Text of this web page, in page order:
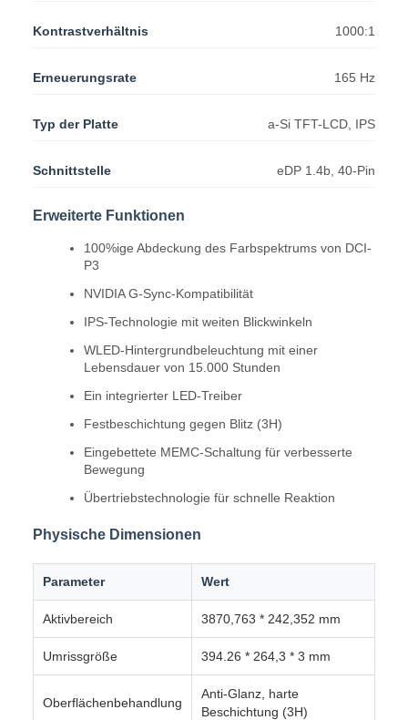
Kontrastverhältnis 1000:1
Erneuerungsrate 165 Hz
Typ der Platte a-Si TFT-LCD, IPS
Schnittstelle eDP 1.4b, 40-Pin
Erweiterte Funktionen
100%ige Abdeckung des Farbspektrums von DCI-
P3
NVIDIA G-Sync-Kompatibilität
IPS-Technologie mit weiten Blickwinkeln
WLED-Hintergrundbeleuchtung mit einer
Lebensdauer von 15.000 Stunden
Ein integrierter LED-Treiber
Festbeschichtung gegen Blitz (3H)
Eingebettete MEMC-Schaltung für verbesserte
Bewegung
Übertriebstechnologie für schnelle Reaktion
Physische Dimensionen
Parameter Wert
Aktivbereich 3870,763 * 242,352 mm
Umrissgröße 394.26 * 264,3 * 3 mm
Oberflächenbehandlung
Anti-Glanz, harte
Beschichtung (3H)